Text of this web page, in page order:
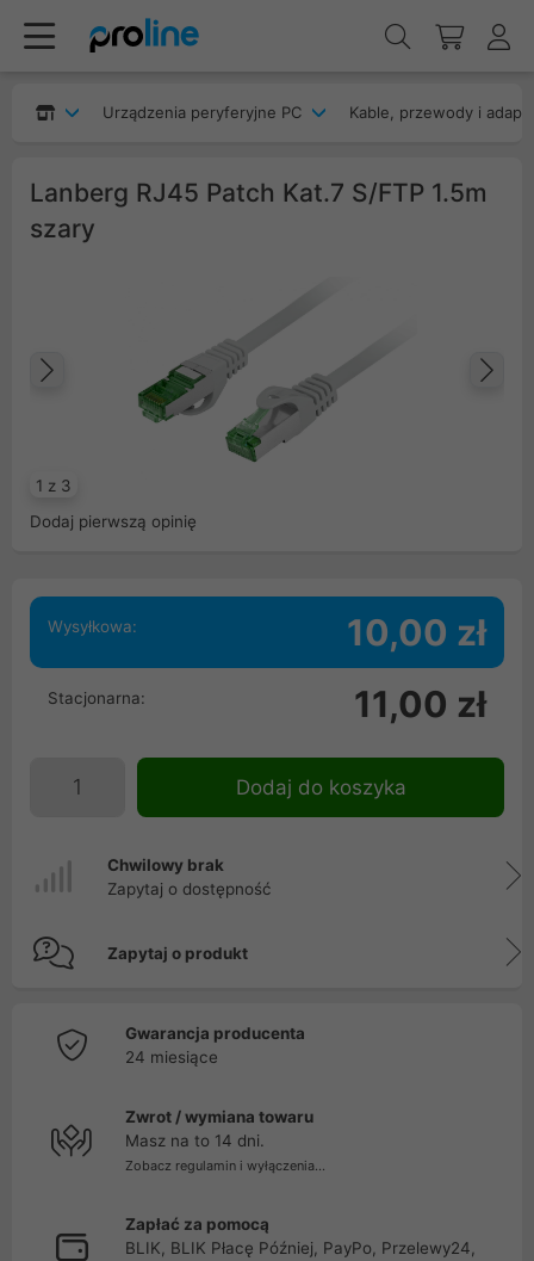
Urządzenia peryferyjne PC Kable, przewody i
Lanberg RJ45 Patch Kat.7 S/FTP 1.5m
szary
1 z 3
Poprzedni
Dodaj pierwszą opinię
Wysyłkowa: 10,00 zł
Stacjonarna: 11,00 zł
Dodaj do koszyka
Chwilowy brak
Zapytaj o dostępność
Zapytaj o produkt
Gwarancja producenta
24 miesiące
Zwrot / wymiana towaru
Masz na to 14 dni.
Zobacz regulamin i wyłączenia...
Zapłać za pomocą
BLIK, BLIK Płacę Później, PayPo, Przelewy24,